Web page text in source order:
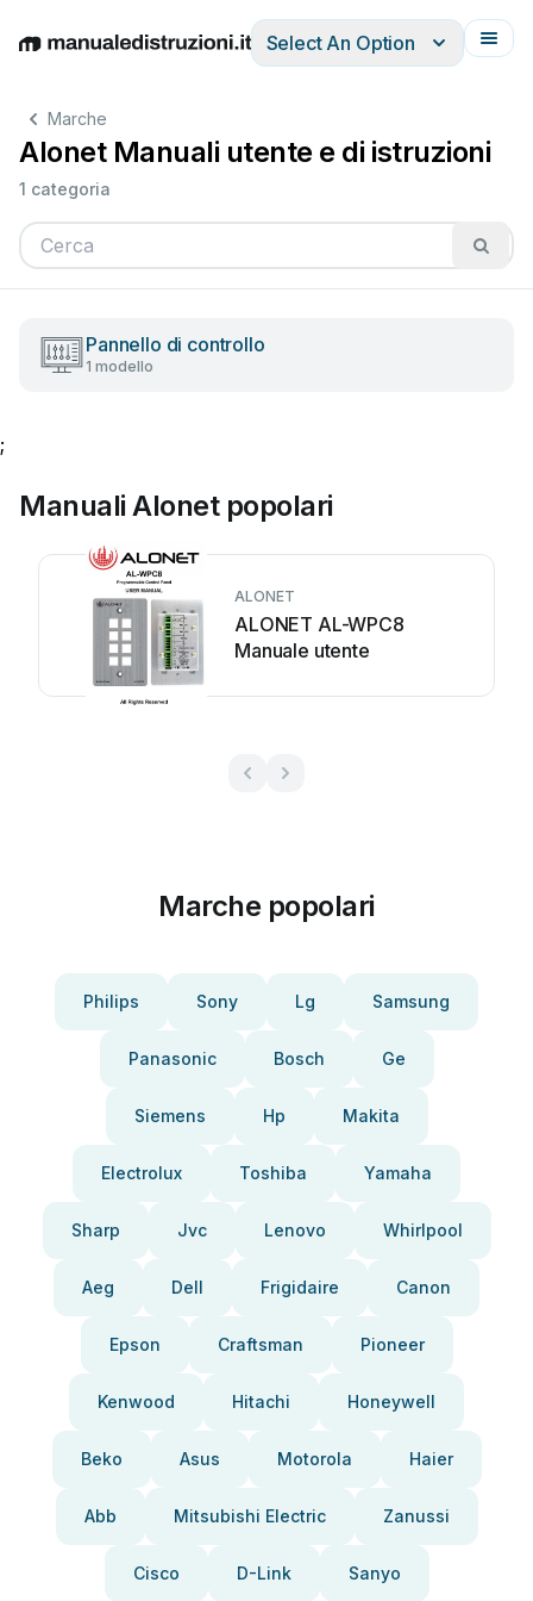
EnglishDeutschEspañolItalianoFrançais
Select An Option
Marche
Alonet Manuali utente e di istruzioni
1 categoria
Pannello di controllo
1 modello
;
Manuali Alonet popolari
ALONET
ALONET AL-WPC8
Manuale utente
Marche popolari
Philips Sony Lg Samsung
Panasonic Bosch Ge
Siemens Hp Makita
Electrolux Toshiba Yamaha
Sharp Jvc Lenovo Whirlpool
Aeg Dell Frigidaire Canon
Epson Craftsman Pioneer
Kenwood Hitachi Honeywell
Beko Asus Motorola Haier
Abb Mitsubishi Electric Zanussi
Cisco D-Link Sanyo